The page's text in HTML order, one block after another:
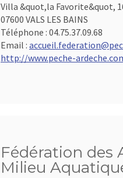
Villa &quot,la Favorite&quot,
07600 VALS LES BAINS
Téléphone : 04.75.37.09.68
Email :
http://www.peche-
Fédération des
Milieu